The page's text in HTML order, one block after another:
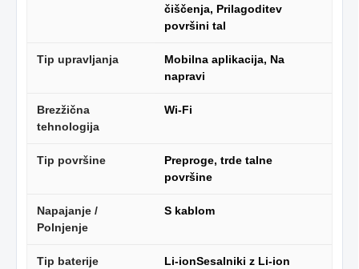
čiščenja, Prilagoditev
površini tal
Tip upravljanja
Mobilna aplikacija, Na
napravi
Brezžična
tehnologija
Wi-Fi
Tip površine
Preproge, trde talne
površine
Napajanje /
Polnjenje
S kablom
Tip baterije
Li-ionSesalniki z Li-ion